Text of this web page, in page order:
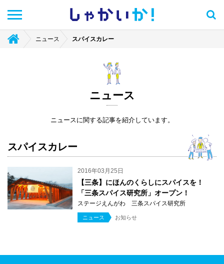
しゃかい か！
ニュース スパイスカレー
ニュース
ニュースに関する記事を紹介しています。
スパイスカレー
2016年03月25日
【三条】にほんのくらしにスパイスを！
「三条スパイス研究所」オープン！
ステージえんがわ 三条スパイス研究所
ニュース お知らせ